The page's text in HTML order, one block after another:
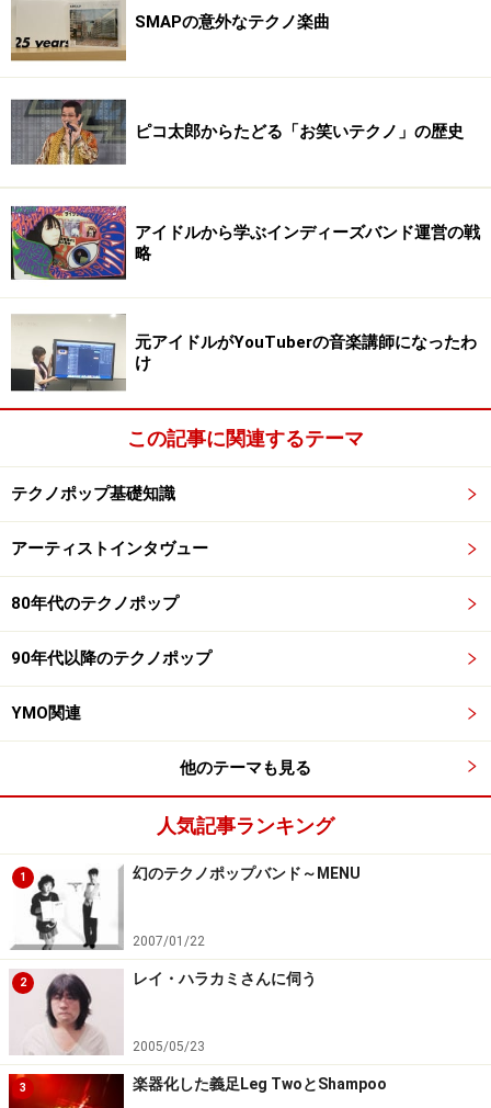
ここに入ることになったのでしょうか？
DANCE 2 NOISE 001(amazon.co.jp)
DANCE 2 NOISE 001
ハゼモト：
確か、元Cutemenのピコリンに誘われたんだと思いま
す。細かい経緯はあまり覚えてないのですが、彼の行っ
ていたE-Forceというイベントがあって、そこでよくライ
です。
日本においてクラブカルチャーが始まったテクノ黎明期
に活動されていたわけですが、実際の活動拠点とか他に
もレギュラーイベントとかはあったのですか？
E-Force以外ではVoice Project（DJ BABY-TOKIO）のイ
ベントに出る事が多かったです。まだクラブ自体が少な
かったので色んな所に出てたと思うのですが、下北沢に
あったZOO（その後のSLITS）や川崎クラブチッタ等は
Voiceのイベントがよくあったので定期的に出てたと思い
ます。
SMAPの意外なテクノ楽曲
ピコ太郎からたどる「お笑いテクノ」の歴史
アイドルから学ぶインディーズバンド運営の戦
略
元アイドルがYouTuberの音楽講師になったわ
け
この記事に関連するテーマ
テクノポップ基礎知識
アーティストインタヴュー
80年代のテクノポップ
90年代以降のテクノポップ
YMO関連
他のテーマも見る
人気記事ランキング
1 幻のテクノポップバンド～MENU
2007/01/22
2 レイ・ハラカミさんに伺う
2005/05/23
3 楽器化した義足Leg TwoとShampoo